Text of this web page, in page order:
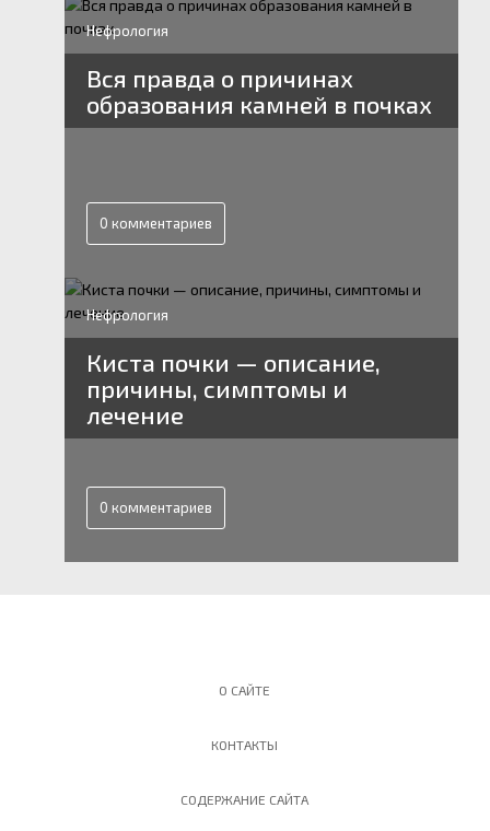
Нефрология
Вся правда о причинах
образования камней в почках
0 комментариев
Нефрология
Киста почки — описание,
причины, симптомы и
лечение
0 комментариев
О САЙТЕ
КОНТАКТЫ
СОДЕРЖАНИЕ САЙТА